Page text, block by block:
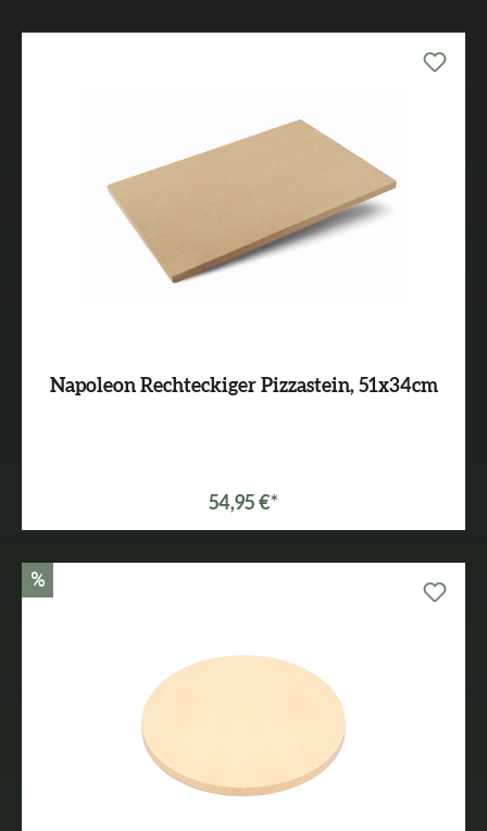
Napoleon Rechteckiger Pizzastein, 51x34cm
54,95 €*
%